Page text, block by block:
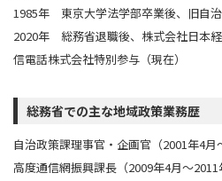
1985年 東京大学法学部卒業後、旧自
2020年 総務省退職後、株式会社日本
信電話株式会社特別参与（現在）
総務省での主な地域政策業務歴
自治政策課理事官・企画官（2001年4月
高度通信網振興課長（2009年4月～2011